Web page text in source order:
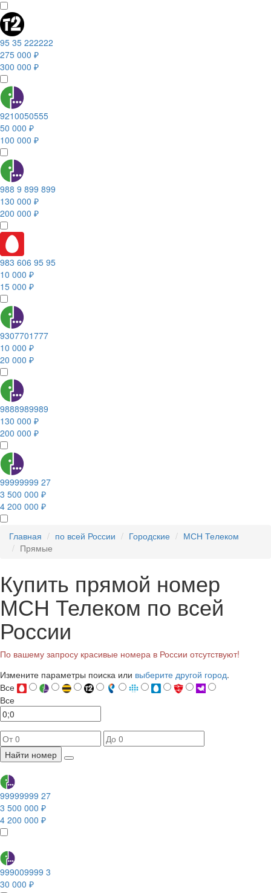
95 35 222222
275 000 ₽
300 000 ₽
9210050555
50 000 ₽
100 000 ₽
988 9 899 899
130 000 ₽
200 000 ₽
983 606 95 95
10 000 ₽
15 000 ₽
9307701777
10 000 ₽
20 000 ₽
9888989989
130 000 ₽
200 000 ₽
99999999 27
3 500 000 ₽
4 200 000 ₽
Главная по всей России Городские
МСН Телеком
Прямые
Купить прямой номер
МСН Телеком по всей
России
По вашему запросу красивые номера в России отсутствуют!
Измените параметры поиска или выберите другой город.
Все
Все
Найти номер
99999999 27
3 500 000 ₽
4 200 000 ₽
999009999 3
30 000 ₽